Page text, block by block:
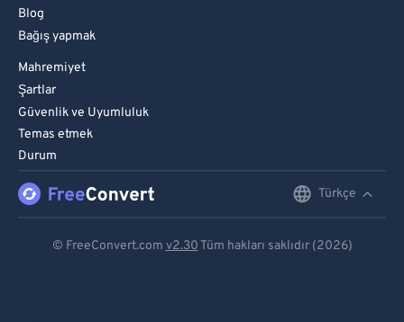
Blog
Bağış yapmak
Mahremiyet
Şartlar
Güvenlik ve Uyumluluk
Temas etmek
Durum
Türkçe
© FreeConvert.com v2.30 Tüm hakları saklıdır (2026)